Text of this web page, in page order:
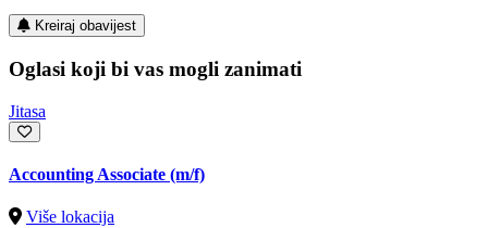
Kreiraj obavijest
Oglasi koji bi vas mogli zanimati
Jitasa
Accounting Associate (m/f)
Više lokacija